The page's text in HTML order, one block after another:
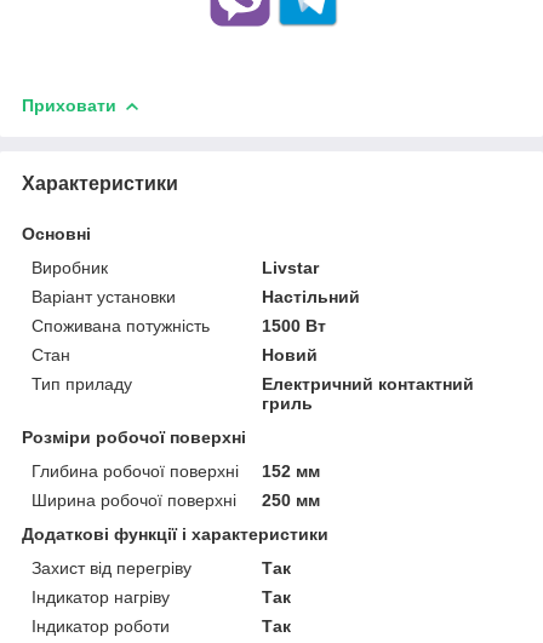
Приховати
Характеристики
Основні
Виробник
Livstar
Варіант установки
Настільний
Споживана потужність
1500 Вт
Стан
Новий
Тип приладу
Електричний контактний
гриль
Розміри робочої поверхні
Глибина робочої поверхні
152 мм
Ширина робочої поверхні
250 мм
Додаткові функції і характеристики
Захист від перегріву
Так
Індикатор нагріву
Так
Індикатор роботи
Так